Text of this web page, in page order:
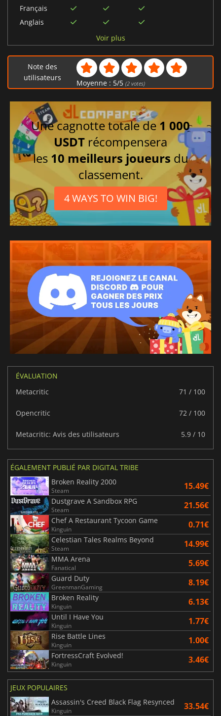
Français
Anglais
Espagnol
Voir plus
Note des
utilisateurs
Moyenne : 5/5 (2votes)
Une cagnotte totale de 1 000
USDT récompensera
les 10 meilleurs joueurs du
classement.
4 WAYS TO WIN BIG!
ÉVALUATION
Metacritic
71 / 100
Opencritic 72 / 100
Metacritic: Avis des utilisateurs 5.9 / 10
ÉGALEMENT PUBLIÉ PAR DIGITAL TRIBE
Broken Reality 2000
Steam 15.49€
Dustgrave A Sandbox RPG
Steam 21.56€
Chef A Restaurant Tycoon Game
Kinguin 0.71€
Celestian Tales Realms Beyond
Steam 14.99€
MMA Arena
Fanatical 5.69€
Guard Duty
GreenmanGaming 8.19€
Broken Reality
Kinguin 6.13€
Until I Have You
Kinguin 1.77€
Rise Battle Lines
Kinguin 1.00€
FortressCraft Evolved!
Kinguin 3.46€
JEUX POPULAIRES
Assassin's Creed Black Flag Resynced
Kinguin 33.54€